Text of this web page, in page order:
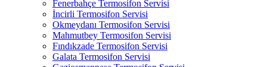
Fenerbahçe Termosifon Servisi
İncirli Termosifon Servisi
Okmeydanı Termosifon Servisi
Mahmutbey Termosifon Servisi
Fındıkzade Termosifon Servisi
Galata Termosifon Servisi